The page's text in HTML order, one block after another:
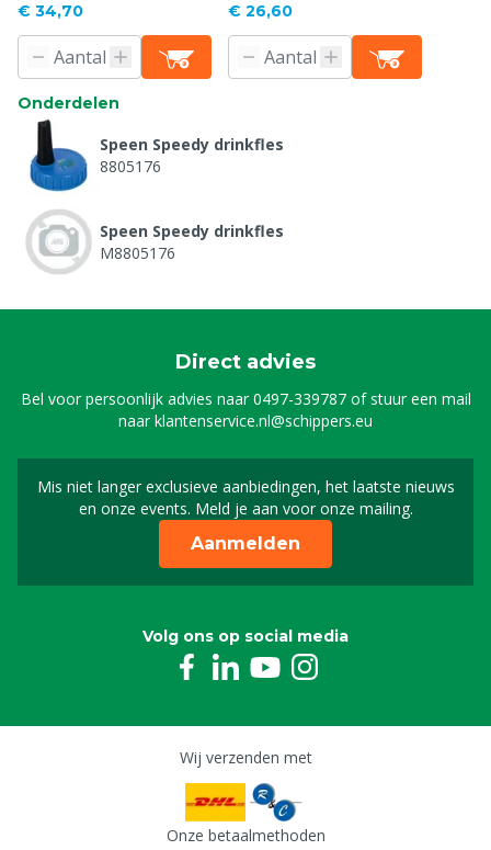
€ 34,70 € 26,60
Onderdelen
Speen Speedy drinkfles
8805176
Speen Speedy drinkfles
M8805176
Direct advies
Bel voor persoonlijk advies naar0497-339787of stuur een mail
naarklantenservice.nl@schippers.eu
Mis niet langer exclusieve aanbiedingen, het laatste nieuws
en onze events. Meld je aan voor onze mailing.
Schrijf je in voor onze
Aanmelden
Volg ons op social media
Wij verzenden met
Onze betaalmethoden